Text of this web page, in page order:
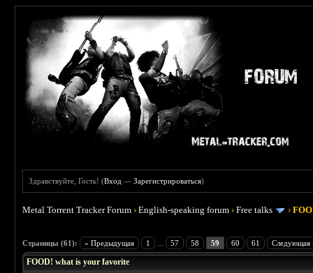
Здравствуйте, Гость! (Вход —Зарегистрироваться)
Metal Torrent Tracker Forum ›English-speaking forum ›Free talks ›
Страницы (61): « Предыдущая 1 57 58 59 60 61 Следующая
FOOD! what is your favorite